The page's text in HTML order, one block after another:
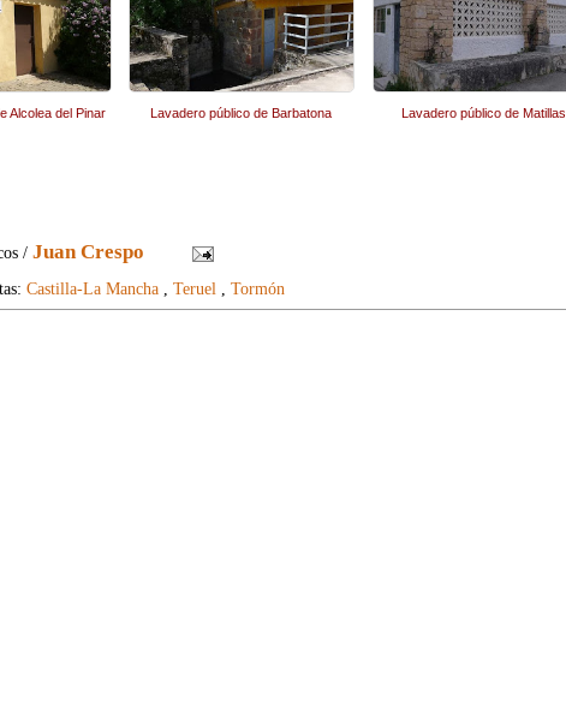
Alcolea del Pinar Lavadero público de Barbatona Lavadero público de Matillas
/Juan Crespo
Castilla-La Mancha, Teruel Tormón